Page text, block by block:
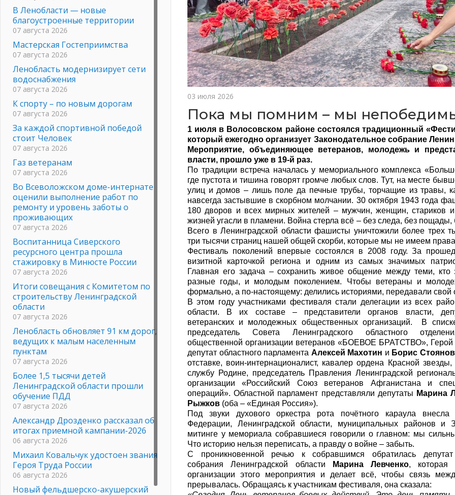
03 июля 2026
Пока мы помним – мы
1 июля в Волосовском районе состоялся традиционный
который ежегодно организует Законодательное собрание
Мероприятие, объединяющее ветеранов, молодежь и
власти, прошло уже в 19-й раз.
По традиции встреча началась у мемориального комплекса
где пустота и тишина говорят громче любых слов. Тут, на месте
улиц и домов – лишь поле да печные трубы, торчащие из травы,
навсегда застывшие в скорбном молчании. 30 октября 1943 года
180 дворов и всех мирных жителей – мужчин, женщин, стариков
жизней угасли в пламени. Война стерла всё – без следа, без пощады,
Всего в Ленинградской области фашисты уничтожили более трех
три тысячи страниц нашей общей скорби, которые мы не имеем права
Фестиваль поколений впервые состоялся в 2008 году. За
визитной карточкой региона и одним из самых значимых
Главная его задача – сохранить живое общение между теми,
разные годы, и молодым поколением. Чтобы ветераны и
формально, а по-настоящему: делились историями, передавали свой
В этом году участниками фестиваля стали делегации из всех
области. В их составе – представители органов власти,
ветеранских и молодежных общественных организаций. В
председатель Совета Ленинградского областного
общественной организации ветеранов «БОЕВОЕ БРАТСТВО»,
депутат областного парламента Алексей Махотин и Борис Стоянов
отставке, воин-интернационалист, кавалер ордена Красной
службу Родине, председатель Правления Ленинградской
организации «Российский Союз ветеранов Афганистана и
операций». Областной парламент представляли депутаты Марина
Рыжков (оба – «Единая Россия»).
Под звуки духового оркестра рота почётного караула внесла
Федерации, Ленинградской области, муниципальных районов
митинге у мемориала собравшиеся говорили о главном: мы
Что историю нельзя переписать, а правду о войне – забыть.
С проникновенной речью к собравшимся обратилась депутат
собрания Ленинградской области
Марина Левченко, которая
организации этого мероприятия и делает всё, чтобы связь
прерывалась. Обращаясь к участникам фестиваля, она сказала:
В Ленобласти — новые
благоустроенные территории
07 августа 2026
Мастерская Гостеприимства
07 августа 2026
Ленобласть модернизирует сети
водоснабжения
07 августа 2026
К спорту – по новым дорогам
07 августа 2026
За каждой спортивной победой
стоит Человек
07 августа 2026
Газ ветеранам
07 августа 2026
Во Всеволожском доме-интернате
оценили выполнение работ по
ремонту и уровень заботы о
проживающих
07 августа 2026
Воспитанница Сиверского
ресурсного центра прошла
стажировку в Минюсте России
07 августа 2026
Итоги совещания с Комитетом по
строительству Ленинградской
области
07 августа 2026
Ленобласть обновляет 91 км дорог,
ведущих к малым населенным
пунктам
07 августа 2026
Более 1,5 тысячи детей
Ленинградской области прошли
обучение ПДД
07 августа 2026
Александр Дрозденко рассказал об
итогах приемной кампании-2026
06 августа 2026
Михаил Ковальчук удостоен звания
Героя Труда России
06 августа 2026
Новый фельдшерско-акушерский